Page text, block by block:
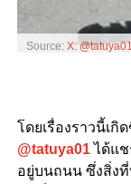
Source: X: @tatuya01
โดยเรื่องราวนี้เกิ
@tatuya01 ได้แ
อยู่บนถนน ซึ่งสิ่ง